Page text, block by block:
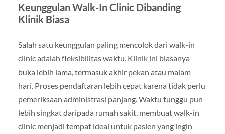
Keunggulan Walk-In Clinic Dibanding
Klinik Biasa
Salah satu keunggulan paling mencolok dari walk-in
clinic adalah fleksibilitas waktu. Klinik ini biasanya
buka lebih lama, termasuk akhir pekan atau malam
hari. Proses pendaftaran lebih cepat karena tidak perlu
pemeriksaan administrasi panjang. Waktu tunggu pun
lebih singkat daripada rumah sakit, membuat walk-in
clinic menjadi tempat ideal untuk pasien yang ingin